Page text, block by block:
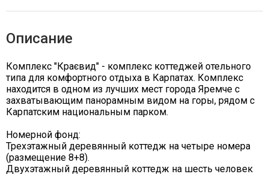
Описание
Комплекс "Краєвид" - комплекс коттеджей отельного
типа для комфортного отдыха в Карпатах. Комплекс
находится в одном из лучших мест города Яремче с
захватывающим панорамным видом на горы, рядом с
Карпатским национальным парком.
Номерной фонд:
Трехэтажный деревянный коттедж на четыре номера
(размещение 8+8).
Двухэтажный деревянный коттедж на шесть человек